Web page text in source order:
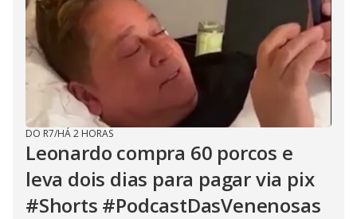
DO R7/HÁ 2 HORAS
Leonardo compra 60 porcos e
leva dois dias para pagar via pix
#Shorts #PodcastDasVenenosas